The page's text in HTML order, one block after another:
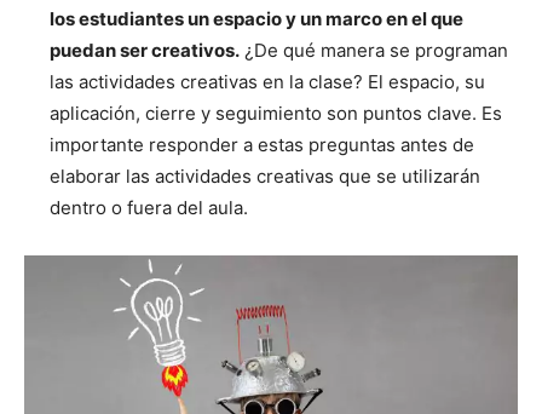
los estudiantes un espacio y un marco en el que
puedan ser creativos. ¿De qué manera se programan
las actividades creativas en la clase? El espacio, su
aplicación, cierre y seguimiento son puntos clave. Es
importante responder a estas preguntas antes de
elaborar las actividades creativas que se utilizarán
dentro o fuera del aula.